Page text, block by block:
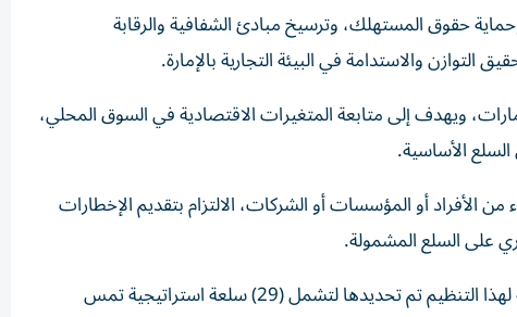
حقوق المستهلك، وترسيخ مبادئ الشفافية والرقابة
والاستدامة في البيئة التجارية بالإمارة.
ويهدف إلى متابعة المتغيرات الاقتصادية في السوق المحلي،
الأساسية.
الأفراد أو المؤسسات أو الشركات، الالتزام بتقديم الإخطارات
على السلع المشمولة.
وفي هذا السياق، أشارت الدائرة إلى أن قائمة السلع الأساسية الخاضعة لهذا التنظيم تم تحديدها لتشمل (29) سلعة استراتيجية تمس